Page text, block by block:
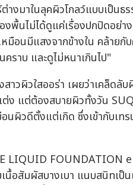
งมาในลุคผิวโกลว์แบบเป็นธ
งพื้นไม่ได้ดูแค่เรื่องปกปิดอย่
มือนมีแสงจากข้างใน คล้าย
ราบ และดูไม่หนาเกินไป"
าวผิวใสออร่า เผยว่าเคล็ดลั
ง แต่ต้องสบายผิวทั้งวัน
นผิวดีตั้งแต่เกิด ซึ่งเข้ากับเ
LIQUID FOUNDATION
นื้อสัมผัสบางเบา แนบสนิทเ